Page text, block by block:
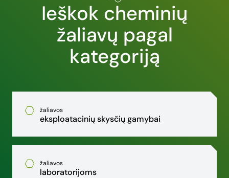
Ieškok cheminių
žaliavų pagal
kategoriją
žaliavos
eksploatacinių skysčių gamybai
žaliavos
laboratorijoms